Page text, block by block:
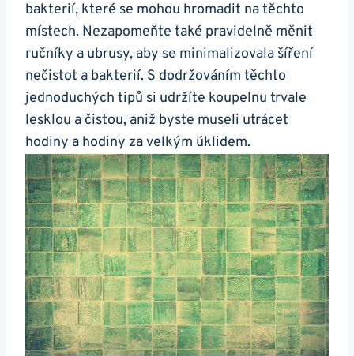
bakterií, které se mohou hromadit na těchto
místech. Nezapomeňte také pravidelně měnit
ručníky a ubrusy, aby se minimalizovala šíření
nečistot a bakterií. S dodržováním těchto
jednoduchých tipů si udržíte koupelnu trvale
lesklou a čistou, aniž byste museli utrácet
hodiny a hodiny za velkým úklidem.